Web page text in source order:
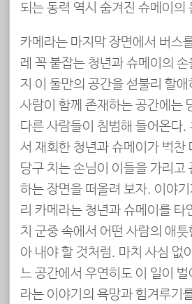
되는 동력 역시 숨겨진 슈메이의
카메라는 마지막 장면에서 버스
레 꼭 붙잡는 청년과 슈메이의
지 이 둘만의 공간을 섣불리 할
사람이 함께 존재하는 공간에는
다른 사람들이 침범해 들어온다.
서 재회한 청년과 슈메이가 벅찬
당구 치는 손님이 이들을 가리고
하는 장면을 떠올려 보자. 이야
리 카메라는 청년과 슈메이를 타
치 군중 속에서 어떤 사람의 애
아 내야 할 것처럼. 마치 사심 없
느 공간에서 우연히도 이 일이 벌
라는 이야기의 욕망과 힘겨루기